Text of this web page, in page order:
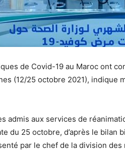
de Covid-19 au Maroc ont
(12/25 octobre 2021), indique
admis aux services de
du 25 octobre, d’après le
par le chef de la division